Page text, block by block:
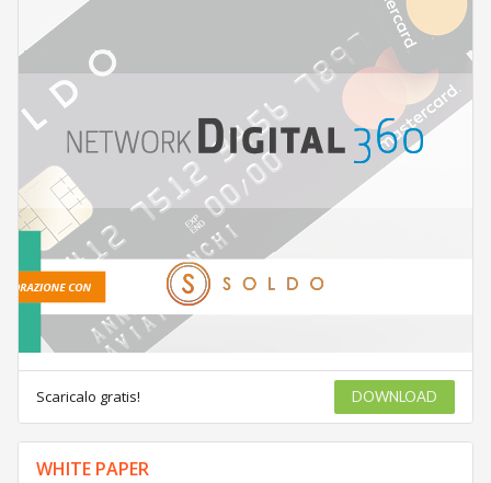
Scaricalo gratis! DOWNLOAD
WHITE PAPER